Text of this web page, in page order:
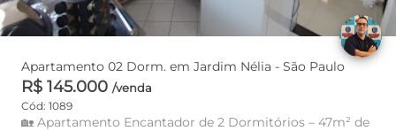
Apartamento 02 Dorm. em Jardim Nélia - São Paulo
R$ 145.000 /venda
Cód: 1089
🏡 Apartamento Encantador de 2 Dormitórios – 47m² de